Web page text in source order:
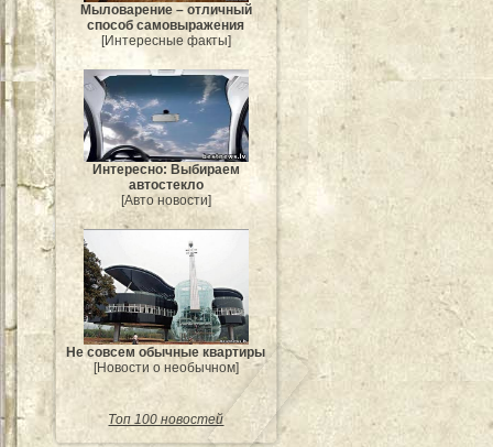
Мыловарение – отличный
способ самовыражения
[Интересные факты]
Интересно: Выбираем
автостекло
[Авто новости]
Не совсем обычные квартиры
[Новости о необычном]
Топ 100 новостей